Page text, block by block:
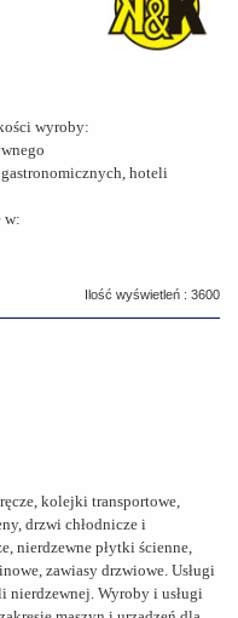
wyroby:
hoteli
w:
Ilość wyświetleń : 3600
kolejki transportowe,
drzwi chłodnicze i
nierdzewne płytki ścienne,
zawiasy drzwiowe. Usługi
nierdzewnej. Wyroby i usługi